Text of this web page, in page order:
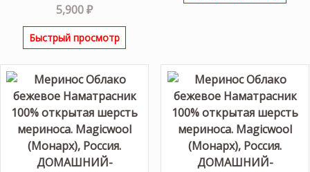
5,900₽
Быстрый просмотр